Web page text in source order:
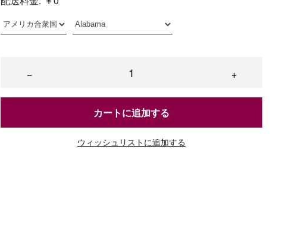
− +
カートに追加する
ウィッシュリストに追加する